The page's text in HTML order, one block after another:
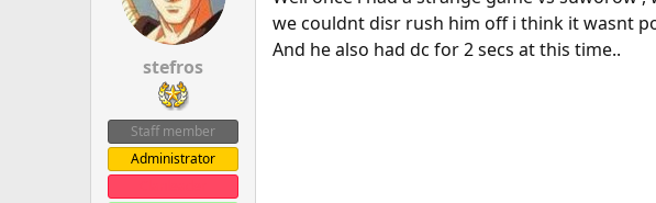
stefros
Staff member
Administrator
we couldnt disr rush him off i think it wasnt
And he also had dc for 2 secs at this time..